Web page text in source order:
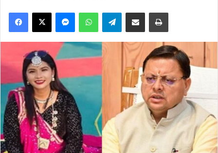
Facebook
X MessengerWhatsAppTelegramShare via Email Print